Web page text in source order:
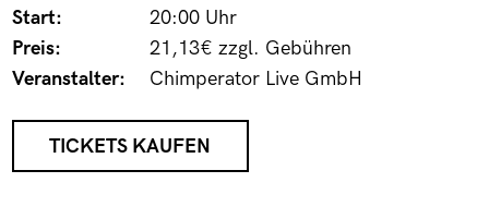
Start:
20:00 Uhr
Preis:
21,13€ zzgl. Gebühren
Veranstalter:
Chimperator Live GmbH
TICKETS KAUFEN